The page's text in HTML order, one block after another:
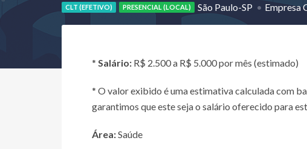
CLT (EFETIVO) PRESENCIAL (LOCAL) São Paulo-SP Empresa
* Salário: R$ 2.500 a R$ 5.000 por mês (estimado)
* O valor exibido é uma estimativa calculada com
garantimos que este seja o salário oferecido para
Área:Saúde